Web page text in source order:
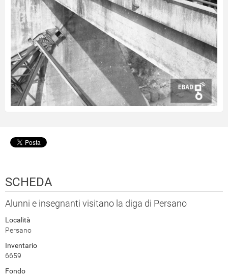
SCHEDA
Alunni e insegnanti visitano la diga di Persano
Località
Persano
Inventario
6659
Fondo